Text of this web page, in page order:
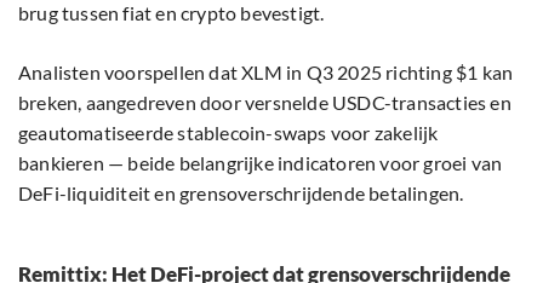
brug tussen fiat en crypto bevestigt.
Analisten voorspellen dat XLM in Q3 2025 richting $1 kan
breken, aangedreven door versnelde USDC-transacties en
geautomatiseerde stablecoin-swaps voor zakelijk
bankieren — beide belangrijke indicatoren voor groei van
DeFi-liquiditeit en grensoverschrijdende betalingen.
Remittix: Het DeFi-project dat grensoverschrijdende